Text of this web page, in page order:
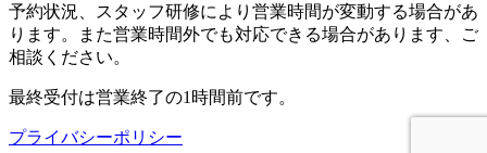
予約状況、スタッフ研修により営業時間が変動する場合があ
ります。また営業時間外でも対応できる場合があります、ご
相談ください。
最終受付は営業終了の1時間前です。
プライバシーポリシー